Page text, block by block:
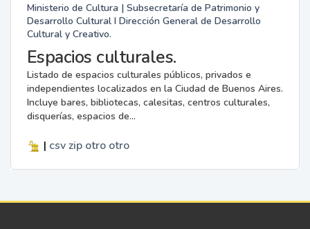
Ministerio de Cultura | Subsecretaría de Patrimonio y
Desarrollo Cultural I Dirección General de Desarrollo
Cultural y Creativo.
Espacios culturales.
Listado de espacios culturales públicos, privados e
independientes localizados en la Ciudad de Buenos Aires.
Incluye bares, bibliotecas, calesitas, centros culturales,
disquerías, espacios de...
| csv zip otro otro